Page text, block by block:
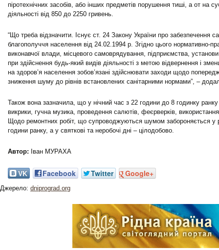
піротехнічних засобів, або інших предметів порушення тиші, а от на
діяльності від 850 до 2250 гривень.
“Що треба відзначити. Існує ст. 24 Закону України про забезпечення
благополуччя населення від 24.02.1994 р. Згідно цього нормативно-
виконавчої влади, місцевого самоврядування, підприємства,
при здійснення будь-який видів діяльності з метою відвернення і
на здоров’я населення зобов’язані здійснювати заходи щодо
зниження шуму до рівнів встановлених санітарними нормами”, –
Також вона зазначила, що у нічний час з 22 години до 8 годинку ранку
викрики, гучна музика, проведення салютів, феєрверків, використання
Щодо ремонтних робіт, що супроводжуються шумом забороняється у
години ранку, а у святкові та неробочі дні – цілодобово.
Автор: Іван МУРАХА
VK Facebook Twitter Google+
Джерело: dniprograd.org